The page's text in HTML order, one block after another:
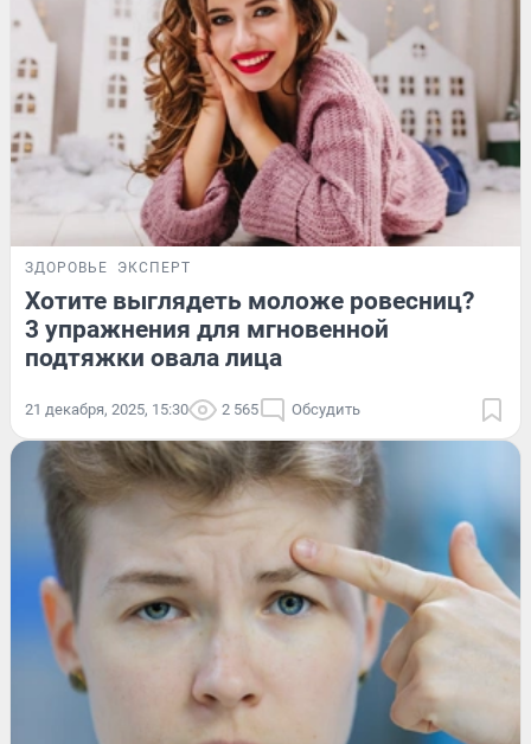
ЗДОРОВЬЕ ЭКСПЕРТ
Хотите выглядеть моложе ровесниц?
3 упражнения для мгновенной
подтяжки овала лица
21 декабря, 2025, 15:30 2 565 Обсудить